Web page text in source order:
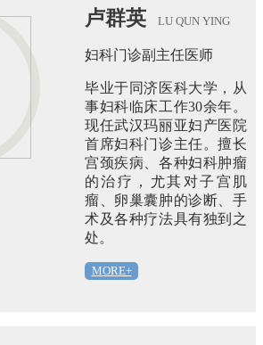
卢群英 LU QUN YING
妇科门诊副主任医师
毕业于同济医科大学，从
事妇科临床工作30余年。
现任武汉玛丽亚妇产医院
首席妇科门诊主任。擅长
宫颈疾病、各种妇科肿瘤
的治疗，尤其对子宫肌
瘤、卵巢囊肿的诊断、手
术及各种疗法具有独到之
处。
MORE+